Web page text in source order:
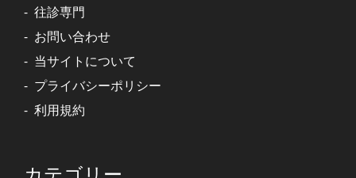
往診専門
お問い合わせ
当サイトについて
プライバシーポリシー
利用規約